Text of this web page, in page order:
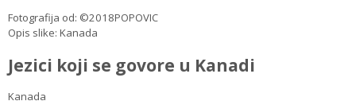
Fotografija od: ©2018POPOVIC
Opis slike: Kanada
Jezici koji se govore u Kanadi
Kanada